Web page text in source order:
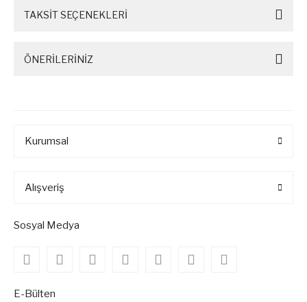
TAKSİT SEÇENEKLERİ
ÖNERİLERİNİZ
Kurumsal
Alışveriş
Sosyal Medya
E-Bülten